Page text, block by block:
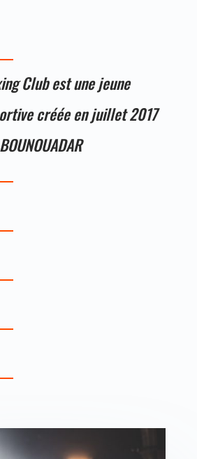
Club est une jeune
créée en juillet 2017